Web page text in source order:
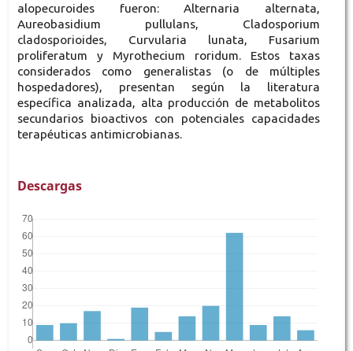
alopecuroides fueron: Alternaria alternata,
Aureobasidium pullulans, Cladosporium
cladosporioides, Curvularia lunata, Fusarium
proliferatum y Myrothecium roridum. Estos taxas
considerados como generalistas (o de múltiples
hospedadores), presentan según la literatura
específica analizada, alta producción de metabolitos
secundarios bioactivos con potenciales capacidades
terapéuticas antimicrobianas.
Descargas